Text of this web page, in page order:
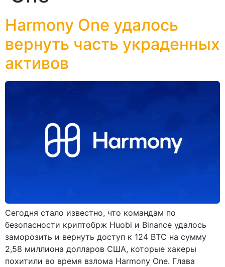
Harmony One удалось
вернуть часть украденных
активов
Сегодня стало известно, что командам по
безопасности криптобрж Huobi и Binance удалось
заморозить и вернуть доступ к 124 BTC на сумму
2,58 миллиона долларов США, которые хакеры
похитили во время взлома Harmony One. Глава